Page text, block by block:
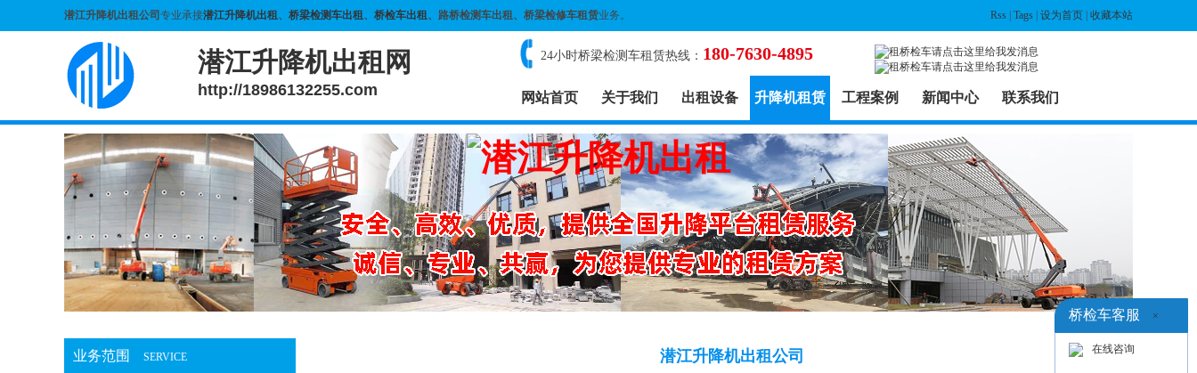
潜江升降机出租公司 专业承接潜江升降机出租、 桥梁检测车出租、 桥检车出租、路桥检测车出租、桥梁检修车租赁业务。 Rss Tags 设为首页 收藏本站
潜江升降机出租网
http://18986132255.com
24小时桥梁检测车租赁热线： 180-7630-4895
网站首页 关于我们 出租设备 升降机租赁 工程案例 新闻中心 联系我们
业务范围 SERVICE 潜江升降机出租公司
桥检车客服 ×
在线咨询